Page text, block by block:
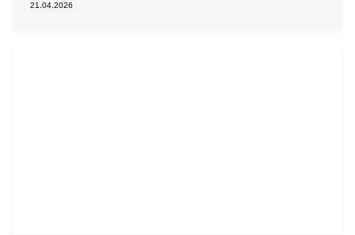
21.04.2026